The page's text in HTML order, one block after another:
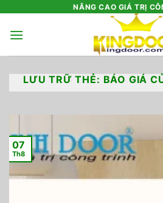
nội
NÂNG CAO GIÁ TRỊ
LƯU TRỮ THẺ: BÁO GIÁ
07
Th8